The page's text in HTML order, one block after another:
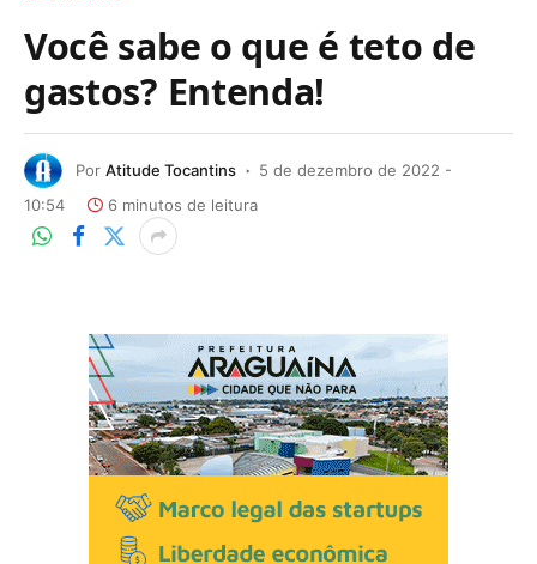
Você sabe o que é teto de
gastos? Entenda!
Por Atitude Tocantins
5 de dezembro de 2022 -
10:54
6 minutos de leitura